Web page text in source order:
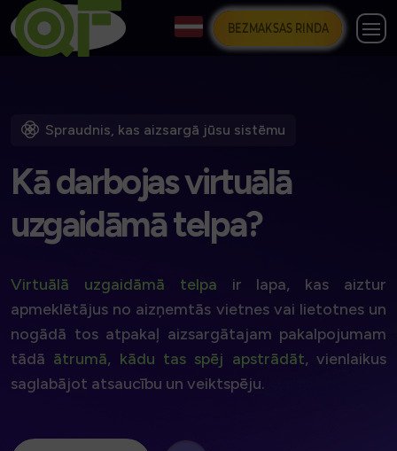
BEZMAKSAS RINDA
Spraudnis, kas aizsargā jūsu sistēmu
Kādarbojasvirtuālā
uzgaidāmātelpa?
Virtuālā uzgaidāmā telpa ir lapa, kas aiztur
apmeklētājus no aizņemtās vietnes vai lietotnes un
nogādā tos atpakaļ aizsargātajam pakalpojumam
tādā ātrumā, kādu tas spēj apstrādāt, vienlaikus
saglabājot atsaucību un veiktspēju.